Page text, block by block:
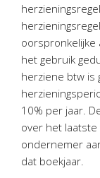
Handige links
Downloads
Contact
AvantiOnline
Twinfield –
BaseCone –
oorspronkelijke
het gebruik
herziene btw is
10% per jaar.
over het laatste
ondernemer
dat boekjaar.